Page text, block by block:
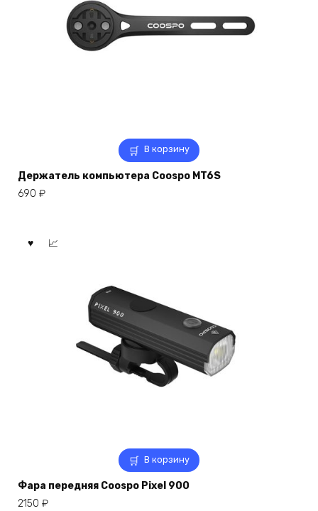
В корзину
Держатель компьютера Coospo MT6S
690 ₽
В корзину
Фара передняя Coospo Pixel 900
2150 ₽